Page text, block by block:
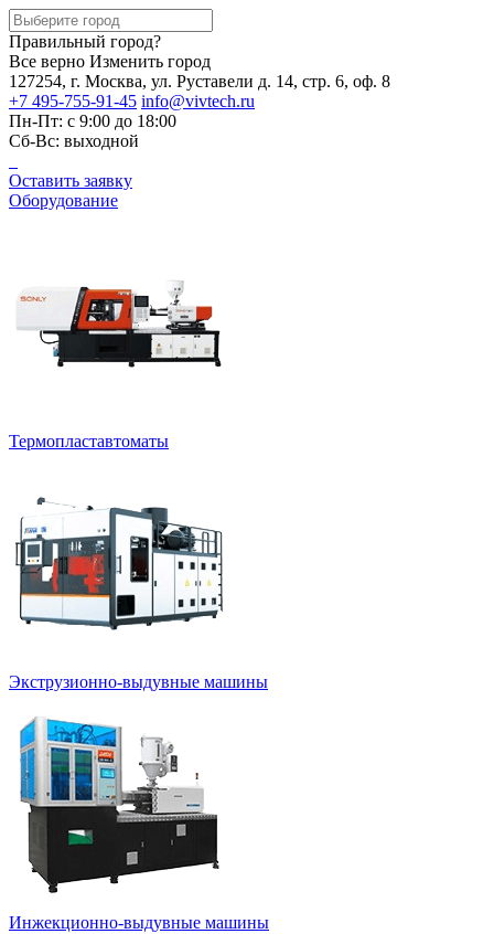
Правильный город?
Все верно Изменить город
127254, г. Москва, ул. Руставели д. 14, стр. 6, оф. 8
+7 495-755-91-45 info@vivtech.ru
Пн-Пт: с 9:00 до 18:00
Сб-Вс: выходной
Оставить заявку
Оборудование
Термопластавтоматы
Экструзионно-выдувные машины
Инжекционно-выдувные машины